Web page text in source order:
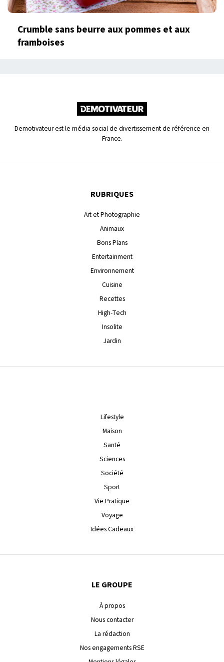
Crumble sans beurre aux pommes et aux
framboises
Demotivateur est le média social de divertissement de référence en
France.
RUBRIQUES
Art et Photographie
Animaux
Bons Plans
Entertainment
Environnement
Cuisine
Recettes
High-Tech
Insolite
Jardin
Lifestyle
Maison
Santé
Sciences
Société
Sport
Vie Pratique
Voyage
Idées Cadeaux
LE GROUPE
À propos
Nous contacter
La rédaction
Nos engagements RSE